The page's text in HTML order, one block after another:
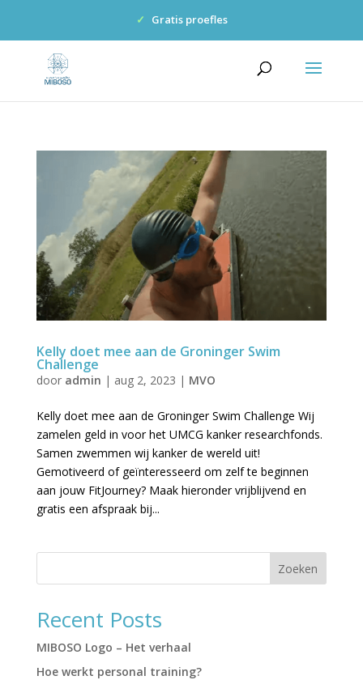
✓ Gratis proefles
Kelly doet mee aan de Groninger Swim
Challenge
door admin | aug 2, 2023 | MVO
Kelly doet mee aan de Groninger Swim Challenge Wij
zamelen geld in voor het UMCG kanker researchfonds.
Samen zwemmen wij kanker de wereld uit!
Gemotiveerd of geïnteresseerd om zelf te beginnen
aan jouw FitJourney? Maak hieronder vrijblijvend en
gratis een afspraak bij...
Zoeken
Recent Posts
MIBOSO Logo – Het verhaal
Hoe werkt personal training?